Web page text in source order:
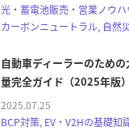
光・蓄電池販売・営業ノウハ
カーボンニュートラル, 自然
自動車ディーラーのため
量完全ガイド（2025年版）
2025.07.25
BCP対策, EV・V2Hの基礎知